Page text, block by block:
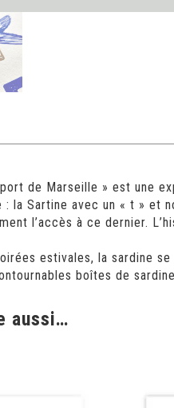
de Marseille » est une
la Sartine avec un « t » et
l’accès à ce dernier.
estivales, la sardine
boîtes de
aussi…